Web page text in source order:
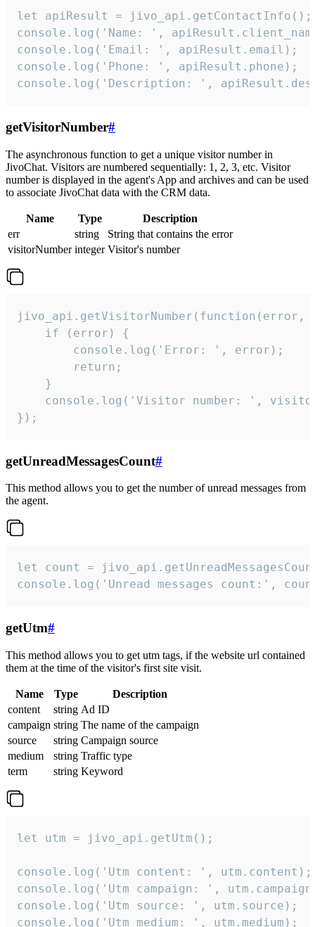
let apiResult = jivo_api.getContactInfo();
console.log('Name: ',
console.log('Email: ', apiResult.email);
console.log('Phone: ', apiResult.phone);
console.log('Description: ',
getVisitorNumber#
The asynchronous function to get a unique visitor number in
JivoChat. Visitors are numbered sequentially: 1, 2, 3, etc. Visitor
number is displayed in the agent's App and archives and can be used
to associate JivoChat data with the CRM data.
Name Type
Description
err
string
String that contains the error
visitorNumber integer Visitor's number
jivo_api.getVisitorNumber(function(error,
    if (error) {
        console.log('Error: ', error);
        return;
    }
console.log('Visitor number: ',
});
getUnreadMessagesCount#
This method allows you to get the number of unread messages from
the agent.
let count =
console.log('Unread messages count:',
getUtm#
This method allows you to get utm tags, if the website url contained
them at the time of the visitor's first site visit.
Name Type
Description
content
string Ad ID
campaign string The name of the campaign
source
string Campaign source
medium
string Traffic type
term
string Keyword
let utm = jivo_api.getUtm();
console.log('Utm content: ', utm.content);
console.log('Utm campaign: ',
console.log('Utm source: ', utm.source);
console.log('Utm medium: ', utm.medium);